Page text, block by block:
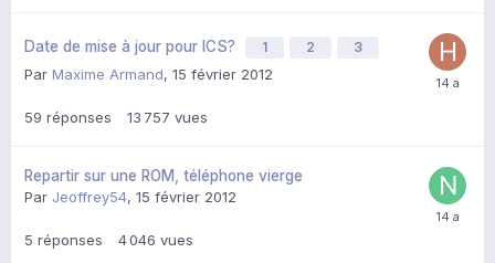
Date de mise à jour pour ICS? 1 2 3
Par Maxime Armand, 15 février 2012
59 réponses 13 757 vues
Repartir sur une ROM, téléphone vierge
Par Jeoffrey54, 15 février 2012
5 réponses 4 046 vues